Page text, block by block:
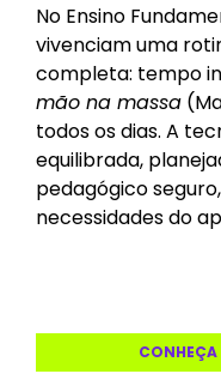
No Ensino
vivenciam uma
completa: tempo
mão na massa
todos os dias. A
equilibrada,
pedagógico
necessidades do
CONHEÇA